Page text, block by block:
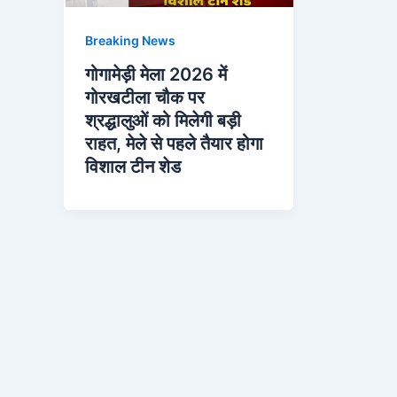
Breaking News
गोगामेड़ी मेला 2026 में
गोरखटीला चौक पर
श्रद्धालुओं को मिलेगी बड़ी
राहत, मेले से पहले तैयार होगा
विशाल टीन शेड